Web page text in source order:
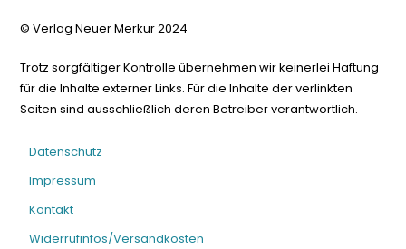
© Verlag Neuer Merkur 2024
Trotz sorgfältiger Kontrolle übernehmen wir keinerlei Haftung
für die Inhalte externer Links. Für die Inhalte der verlinkten
Seiten sind ausschließlich deren Betreiber verantwortlich.
Datenschutz
Impressum
Kontakt
Widerrufinfos/Versandkosten